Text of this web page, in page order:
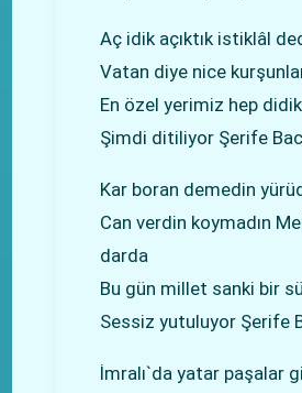
Aç idik açıktık istiklâl
Vatan diye nice
En özel yerimiz hep
Şimdi ditiliyor Şerife
Kar boran demedin
Can verdin koymadın
darda
Bu gün millet sanki bir
Sessiz yutuluyor Şerife
İmralı`da yatar paşalar